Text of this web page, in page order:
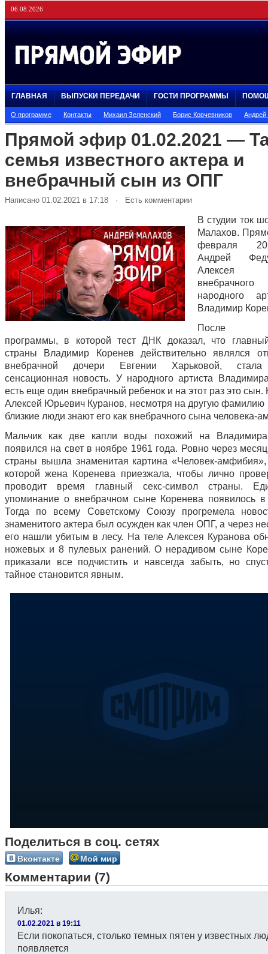
06.08.2026
ГЛАВНАЯ ВЫПУСКИ ПЕРЕДАЧИ ГОСТИ ПРОГРАММЫ
О программе Контакты Михаил Зеленский Борис Корчевников
Прямой эфир 01.02.2021 —
семья известного актера и
внебрачный сын из ОПГ
Написано 01.02.2021 в 17:18 · Есть комментарии
В студии ток
Малахов.
февраля
Андрей
Алексея
народного
Владимир
После
программы, в которой тест ДНК доказал, что
страны Владимир Коренев действительно являлся
внебрачной дочери Евгении Харьковой, стала
сенсационная новость. У народного артиста
есть еще один внебрачный ребенок и на этот раз это сын.
Алексей Юрьевич Куранов, несмотря на другую фамилию
близкие люди знают его как внебрачного сына человека-
Мальчик как две капли воды похожий на
появился на свет в ноябре 1961 года. Ровно через
страны вышла знаменитая картина «Человек-
которой жена Коренева приезжала, чтобы лично
проводит время главный секс-символ страны.
упоминание о внебрачном сыне Коренева появилось в
Тогда по всему Советскому Союзу прогремела
знаменитого актера был осужден как член ОПГ, а через
его нашли убитым в лесу. На теле Алексея Куранова
ножевых и 8 пулевых ранений. О нерадивом сыне
приказали все подчистить и навсегда забыть, но
тайное становится явным.
Поделиться в соц. сетях
Вконтакте Мой мир
Комментарии (7)
Илья:
01.02.2021 в 19:11
Если покопаться, столько темных пятен у известных
появляется